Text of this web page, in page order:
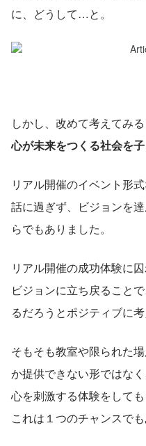
に、どうして…と。
しかし、改めて考えてみ
心が未来をつくる社会を子
リアル開催のイベント形
話に過ぎず、ビジョンを
らでもありました。
リアル開催の成功体験に
ビジョンに立ち戻ること
るだろうとポジティブに
そもそも教室や限られた
か提供できない形ではな
心を刺激する体験をして
これは１つのチャンスでも